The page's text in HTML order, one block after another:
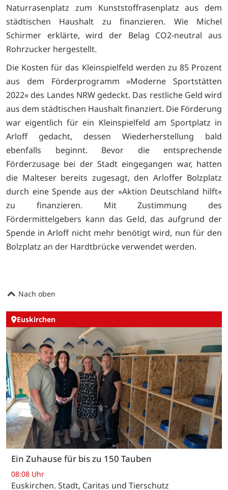
Naturrasenplatz zum Kunststoffrasenplatz aus dem
städtischen Haushalt zu finanzieren. Wie Michel
Schirmer erklärte, wird der Belag CO2-neutral aus
Rohrzucker hergestellt.
Die Kosten für das Kleinspielfeld werden zu 85 Prozent
aus dem Förderprogramm »Moderne Sportstätten
2022« des Landes NRW gedeckt. Das restliche Geld wird
aus dem städtischen Haushalt finanziert. Die Förderung
war eigentlich für ein Kleinspielfeld am Sportplatz in
Arloff gedacht, dessen Wiederherstellung bald
ebenfalls beginnt. Bevor die entsprechende
Förderzusage bei der Stadt eingegangen war, hatten
die Malteser bereits zugesagt, den Arloffer Bolzplatz
durch eine Spende aus der »Aktion Deutschland hilft«
zu finanzieren. Mit Zustimmung des
Fördermittelgebers kann das Geld, das aufgrund der
Spende in Arloff nicht mehr benötigt wird, nun für den
Bolzplatz an der Hardtbrücke verwendet werden.
Nach oben
Euskirchen
Ein Zuhause für bis zu 150 Tauben
08:08 Uhr
Euskirchen. Stadt, Caritas und Tierschutz